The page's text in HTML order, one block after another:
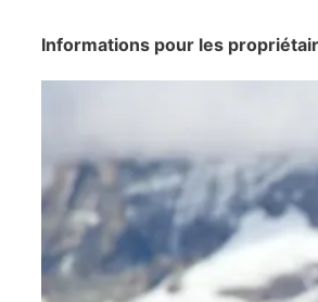
Informations pour les